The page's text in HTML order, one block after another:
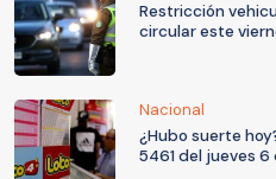
Restricción
circular este
Nacional
¿Hubo suerte
5461 del jueves 6